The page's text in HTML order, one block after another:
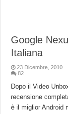
Google
Italiana
23 Dicembre, 2010
82
Dopo il Video
recensione
è il miglior Android